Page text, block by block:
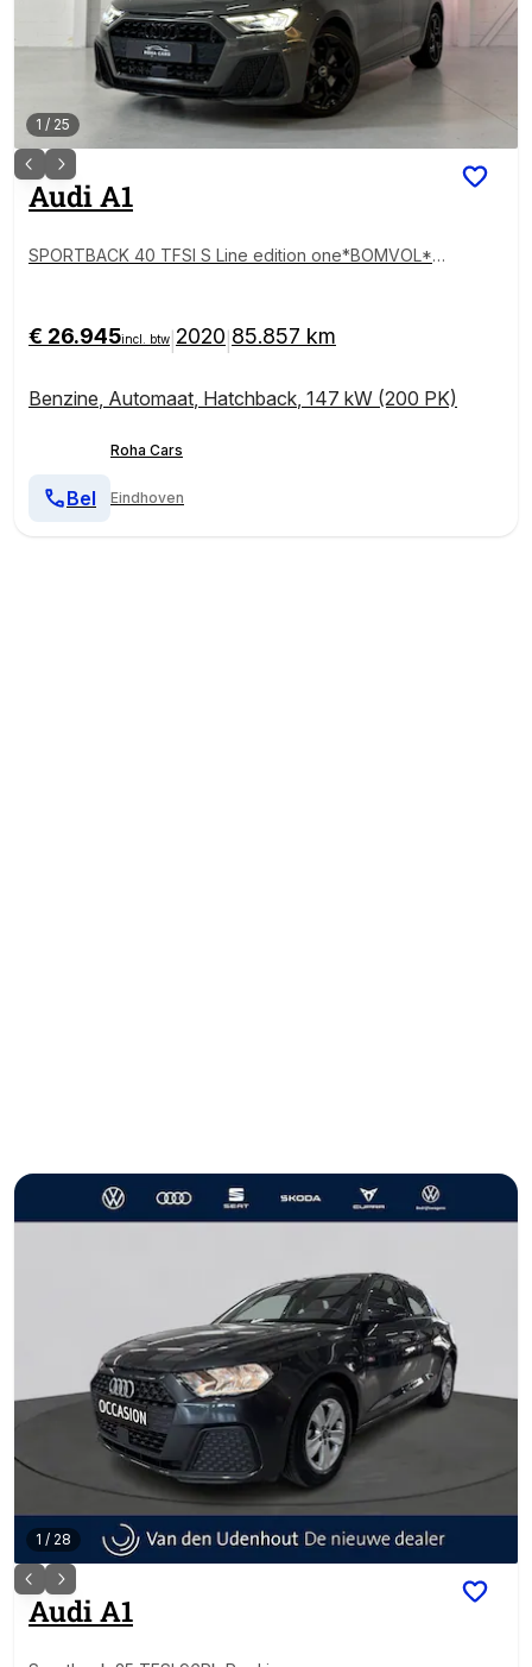
1 / 25
AudiA1
SPORTBACK 40 TFSI S Line edition one*BOMVOL*S
€ 26.945incl. btw 2020 85.857 km
Benzine, Automaat, Hatchback, 147 kW (200 PK)
Roha Cars
Eindhoven
Bel
1 / 28
AudiA1